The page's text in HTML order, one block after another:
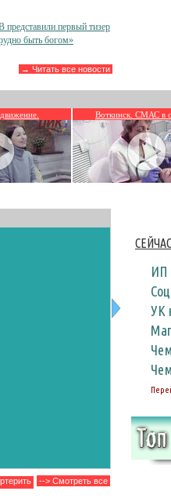
первый тизер
быть богом»
→ Читать все новости
Пасынкова Завтрак
здоров без докторов
Воткинск. СМАС в
Такой
дейс...
--> Смотреть все
ИП
УК